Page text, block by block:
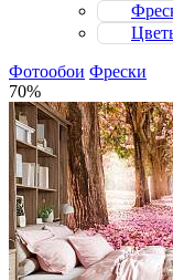
Фотообои Фрески
70%